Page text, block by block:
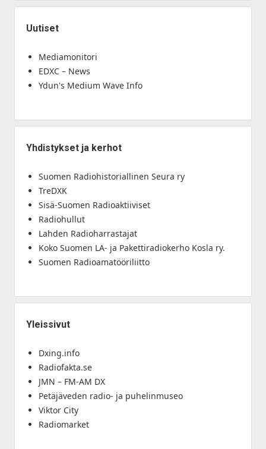
Uutiset
Mediamonitori
EDXC – News
Ydun's Medium Wave Info
Yhdistykset ja kerhot
Suomen Radiohistoriallinen Seura ry
TreDXK
Sisä-Suomen Radioaktiiviset
Radiohullut
Lahden Radioharrastajat
Koko Suomen LA- ja Pakettiradiokerho Kosla ry.
Suomen Radioamatööriliitto
Yleissivut
Dxing.info
Radiofakta.se
JMN – FM-AM DX
Petäjäveden radio- ja puhelinmuseo
Viktor City
Radiomarket